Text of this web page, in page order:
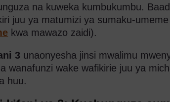
na kuweka kumbukumbu.
juu ya matumizi ya sumaku-
kwa mawazo zaidi).
3 unaonyesha jinsi mwalimu
wanafunzi wake wafikirie juu ya
huu.